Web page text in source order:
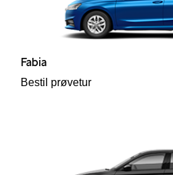
Fabia
Bestil prøvetur